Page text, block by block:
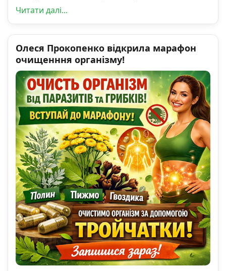
Читати далі...
Олеся Прокопенко відкрила марафон
очищенння організму!